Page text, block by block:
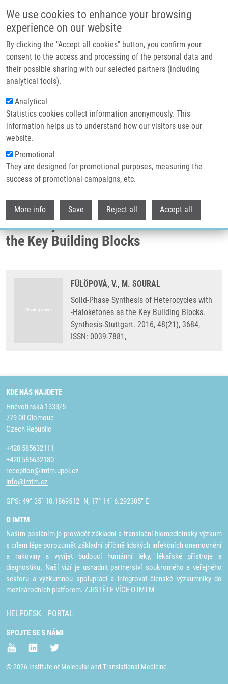
We use cookies to enhance your browsing
experience on our website
By clicking the "Accept all cookies" button, you confirm your
consent to the access and processing of the personal data and
their possible sharing with our selected partners (including
analytical tools).
Analytical
Statistics cookies collect information anonymously. This
information helps us to understand how our visitors use our
website.
Promotional
They are designed for promotional purposes, measuring the
success of promotional campaigns, etc.
More info Save Reject all Accept all
Header image
Drobečková navigace
Domů
Solid-Phase Synthesis Of Heterocycles With -Haloketones As The Key
Building Blocks
Solid-Phase Synthesis of
Heterocycles with -Haloketones as
the Key Building Blocks
FÜLÖPOVÁ, V., M. SOURAL
Solid-Phase Synthesis of Heterocycles with
-Haloketones as the Key Building Blocks.
Synthesis-Stuttgart. 2016, 48(21), 3684,
ISSN: 0039-7881,
KDE NÁS NAJDETE
Hněvotínská 1333/5
779 00 Olomouc
Czech Republic
+420 585632111
+420 585632180
reception@imtm.upol.cz
info@imtm.cz
GPS: 49° 35´ 10.1869512" N, 17° 14´ 6.292305" E
O IMTM
Naším posláním je provádět základní a translační biomedicínský výzkum
s cílem lépe porozumět základní příčině lidských infekčních onemocnění
a rakoviny a vyvíjet budoucí humánní léky, lékařské přístroje a
diagnostiku. Naší vizí je usnadnit partnerství soukromého a veřejného
sektoru a výzkumnou spolupráci a integrovat členské výzkumníky do
mezinárodních platforem. ZJISTĚTE VÍCE O IMTM
HELPDESK PORTAL
SPOJTE SE S NÁMI
© 2026 Institute of Molecular and Translational Medicine